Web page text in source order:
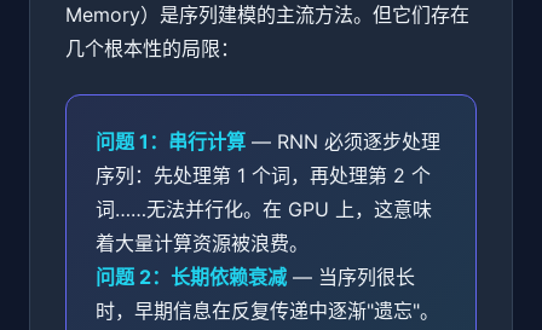
Memory）是序列建模的主流方法。但它们存在
几个根本性的局限：
问题 1：串行计算— RNN 必须逐步处理
序列：先处理第 1 个词，再处理第 2 个
词……无法并行化。在 GPU 上，这意味
着大量计算资源被浪费。
问题 2：长期依赖衰减— 当序列很长
时，早期信息在反复传递中逐渐"遗忘"。